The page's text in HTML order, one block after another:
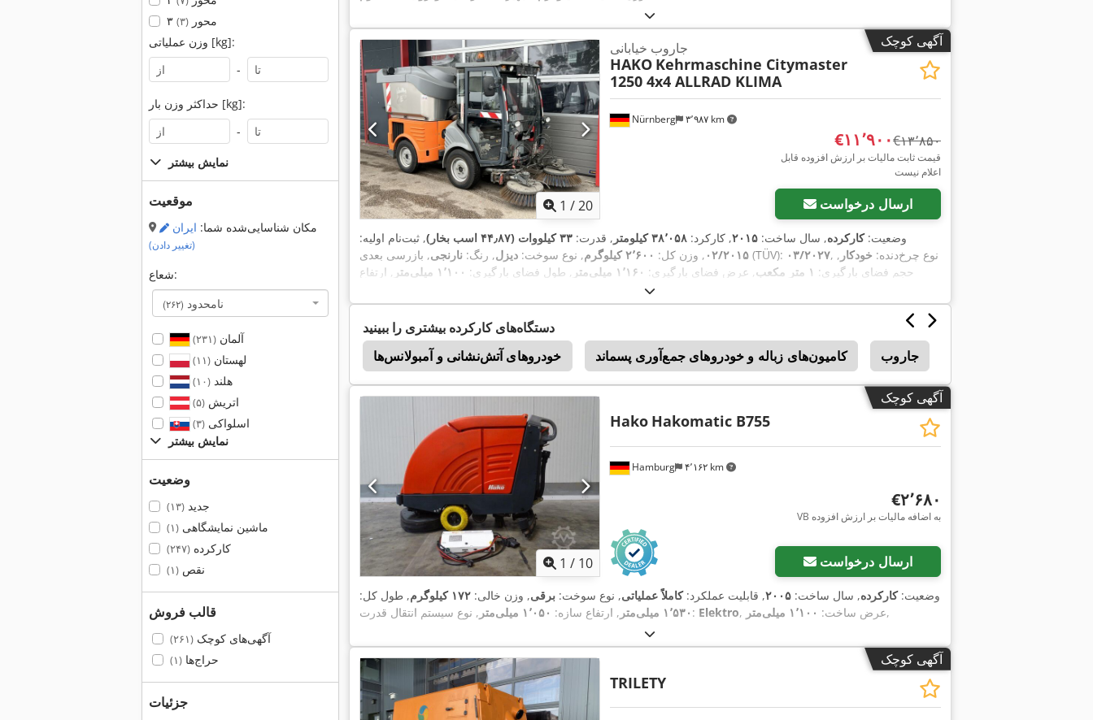
۳ محور(۳)
وزن عملیاتی [kg]:
-
حداکثر وزن بار [kg]:
-
نمایش بیشتر
موقعیت
مکان شناسایی‌شده شما: ایران
(تغییر دادن)
شعاع:
نامحدود (۲۶۲)
آلمان(۲۳۱)
لهستان(۱۱)
هلند(۱۰)
اتریش(۵)
اسلواکی(۳)
نمایش بیشتر
وضعیت
جدید(۱۳)
ماشین نمایشگاهی(۱)
کارکرده(۲۴۷)
نقص(۱)
قالب فروش
آگهی‌های کوچک(۲۶۱)
حراج‌ها(۱)
جزئیات
آگهی کوچک
1 /20
Nürnberg ۳٬۹۸۷ km
جاروب خیابانی
HAKO Kehrmaschine Citymaster
1250 4x4 ALLRAD KLIMA
‎€۱۱٬۹۰۰ ‎€۱۳٬۸۵۰
قیمت ثابت مالیات بر ارزش افزوده قابل
اعلام نیست
ارسال درخواست
وضعیت:کارکرده, سال ساخت: ۲۰۱۵, کارکرد: ۳۸٬۰۵۸ کیلومتر , قدرت: ۳۳ کیلووات (۴۴٫۸۷ اسب بخار)
, ثبت‌نام اولیه:
۰۲/۲۰۱۵ , وزن کل: ۲٬۶۰۰ کیلوگرم , نوع سوخت: دیزل, رنگ: نارنجی , بازرسی بعدی (TÜV): ۰۳/۲۰۲۷ , نوع چرخ‌دنده: خودکار ,
حجم فضای بارگیری: ۱ متر مکعب , عرض فضای بارگیری: ۱٬۱۶۰ میلی‌متر , طول فضای بارگیری: ۱٬۱۰۰ میلی‌متر
, ارتفاع
دستگاه‌های کارکرده بیشتری را ببینید
خودروهای آتش‌نشانی و آمبولانس‌ها
کامیون‌های زباله و خودروهای جمع‌آوری پسماند جاروب Hako 1700 Hako
آگهی کوچک
1 / 10
Hamburg ۴٬۱۶۲ km
Hako Hakomatic B755
‎€۲٬۶۸۰
VB به اضافه مالیات بر ارزش افزوده
ارسال درخواست
وضعیت:کارکرده, سال ساخت: ۲۰۰۵, قابلیت عملکرد:کاملاً عملیاتی, نوع سوخت: برقی, وزن خالی: ۱۷۲ کیلوگرم
, طول کل:
۱٬۵۳۰ میلی‌متر
, ارتفاع سازه: ۱٬۰۵۰ میلی‌متر , نوع سیستم انتقال قدرت: Elektro , عرض ساخت: ۱٬۱۰۰ میلی‌متر ,
آگهی کوچک
TRILETY